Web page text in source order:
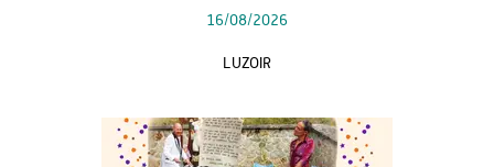
16/08/2026
LUZOIR